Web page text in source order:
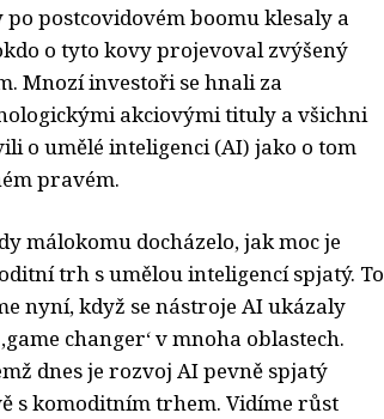
po postcovidovém boomu klesaly a
o tyto kovy projevoval zvýšený
Mnozí investoři se hnali za
akciovými tituly a všichni
o umělé inteligenci (AI) jako o tom
pravém.
málokomu docházelo, jak moc je
trh s umělou inteligencí spjatý. To
nyní, když se nástroje AI ukázaly
changer‘ v mnoha oblastech.
dnes je rozvoj AI pevně spjatý
s komoditním trhem. Vidíme růst